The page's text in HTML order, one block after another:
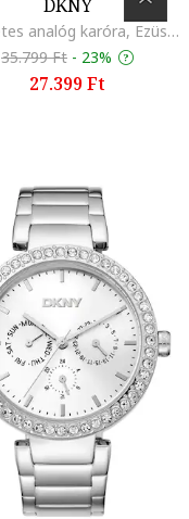
DKNY
Szögletes analóg karóra, Ezüstszín
35.799 Ft - 23%
27.399 Ft